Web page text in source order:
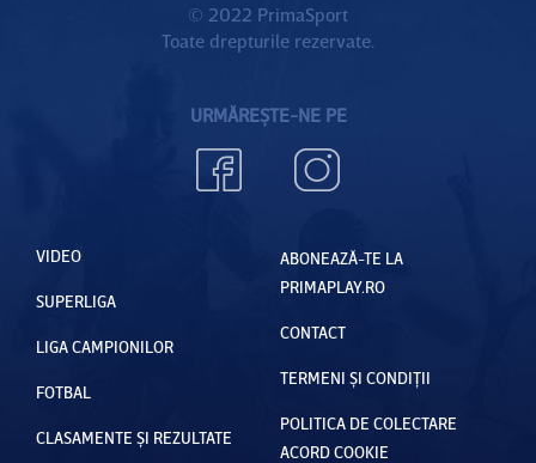
© 2022 PrimaSport
Toate drepturile rezervate.
URMĂREȘTE-NE PE
VIDEO
SUPERLIGA
LIGA CAMPIONILOR
FOTBAL
CLASAMENTE ȘI REZULTATE
ABONEAZĂ-TE LA
PRIMAPLAY.RO
CONTACT
TERMENI ȘI CONDIȚII
POLITICA DE COLECTARE
ACORD COOKIE